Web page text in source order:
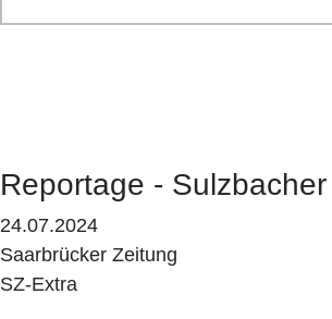
Reportage -
24.07.2024
Saarbrücker Zeitung
SZ-Extra